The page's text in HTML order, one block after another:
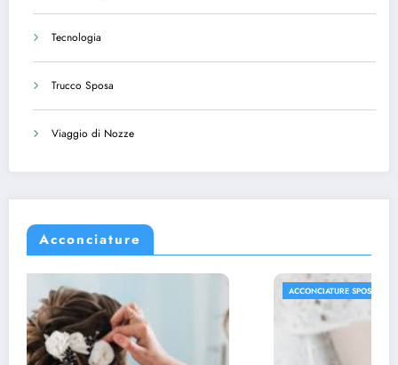
Tecnologia
Trucco Sposa
Viaggio di Nozze
Acconciature
ACCONCIATURE SPOSA